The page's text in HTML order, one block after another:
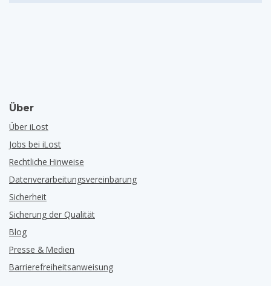
Über
Über iLost
Jobs bei iLost
Rechtliche Hinweise
Datenverarbeitungsvereinbarung
Sicherheit
Sicherung der Qualität
Blog
Presse & Medien
Barrierefreiheitsanweisung